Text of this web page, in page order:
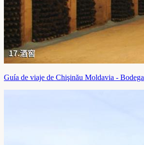
Guía de viaje de Chişinău Moldavia - Bodega